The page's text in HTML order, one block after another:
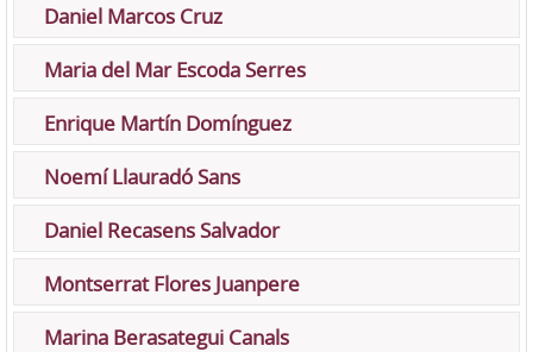
Daniel Marcos Cruz
Maria del Mar Escoda Serres
Enrique Martín Domínguez
Noemí Llauradó Sans
Daniel Recasens Salvador
Montserrat Flores Juanpere
Marina Berasategui Canals